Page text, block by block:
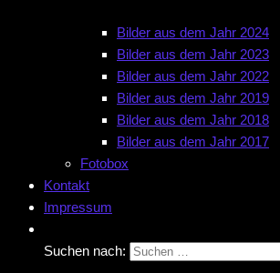
Bilder aus dem Jahr 2024
Bilder aus dem Jahr 2023
Bilder aus dem Jahr 2022
Bilder aus dem Jahr 2019
Bilder aus dem Jahr 2018
Bilder aus dem Jahr 2017
Fotobox
Kontakt
Impressum
Suchen nach: